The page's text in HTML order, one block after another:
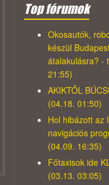
Top fórumok
Okosautók,
készül
átalakulásra? -
21:55)
AKIKTŐL
(04.18. 01:50)
Hol hibázott az
navigációs
(04.09. 16:35)
Főtaxisok ide
(03.13. 03:05)